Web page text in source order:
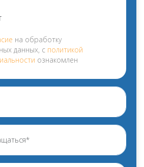
на обработку
данных, с политикой
ознакомлен